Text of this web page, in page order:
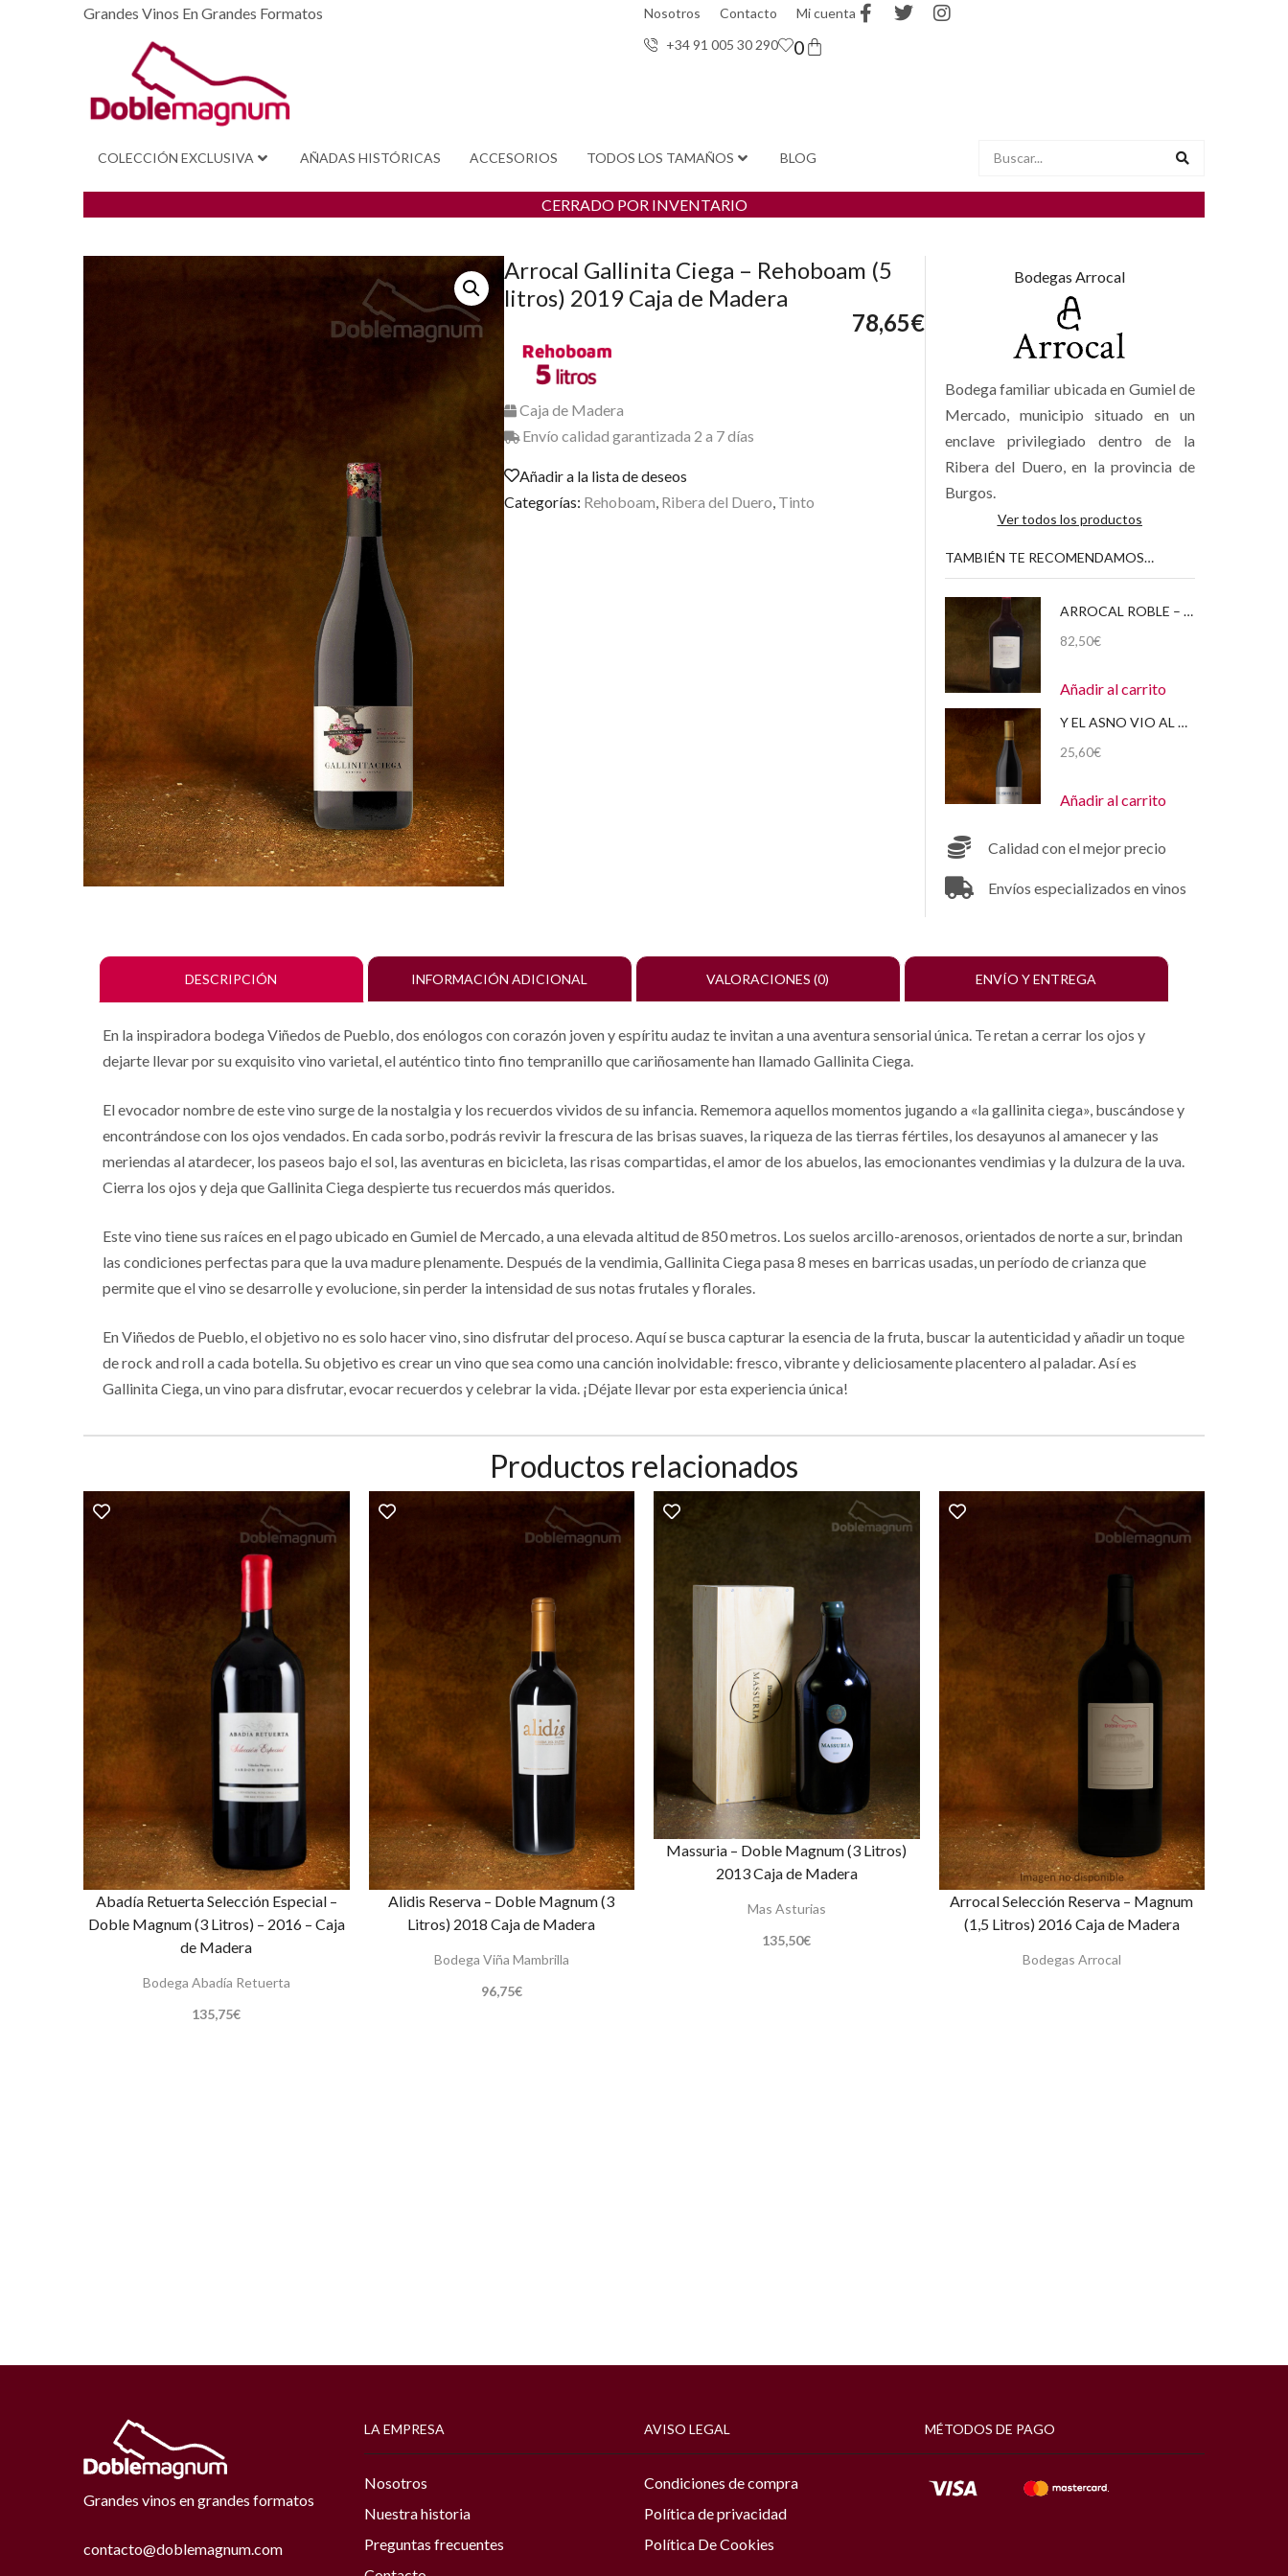
Grandes Vinos En Grandes Formatos Nosotros Contacto
Mi cuenta
+34 91 005 30 290 0
COLECCIÓN EXCLUSIVA AÑADAS HISTÓRICAS ACCESORIOS TODOS LOS TAMAÑOS BLOG
CERRADO POR INVENTARIO
Arrocal Gallinita Ciega – Rehoboam (5
litros) 2019 Caja de Madera
78,65€
Caja de Madera
Envío calidad garantizada 2 a 7 días
Añadir a la lista de deseos
Categorías: Rehoboam Ribera del Duero Tinto
Bodegas Arrocal
Bodega familiar ubicada en Gumiel de
Mercado, municipio situado en un
enclave privilegiado dentro de la
Ribera del Duero, en la provincia de
Burgos.
Ver todos los productos
TAMBIÉN TE RECOMENDAMOS…
ARROCAL ROBLE – DOBLE MAGNUM (3 LITROS) 2020
82,50€
Añadir al carrito
Y EL ASNO VIO AL ÁNGEL – MAGNUM (1,5 LITROS) 2020
25,60€
Añadir al carrito
Calidad con el mejor precio
Envíos especializados en vinos
DESCRIPCIÓN INFORMACIÓN ADICIONAL VALORACIONES (0) ENVÍO Y ENTREGA
En la inspiradora bodega Viñedos de Pueblo, dos enólogos con corazón joven y espíritu audaz te invitan a una aventura sensorial única. Te retan a cerrar los ojos y
dejarte llevar por su exquisito vino varietal, el auténtico tinto fino tempranillo que cariñosamente han llamado Gallinita Ciega.
El evocador nombre de este vino surge de la nostalgia y los recuerdos vividos de su infancia. Rememora aquellos momentos jugando a «la gallinita ciega», buscándose y
encontrándose con los ojos vendados. En cada sorbo, podrás revivir la frescura de las brisas suaves, la riqueza de las tierras fértiles, los desayunos al amanecer y las
meriendas al atardecer, los paseos bajo el sol, las aventuras en bicicleta, las risas compartidas, el amor de los abuelos, las emocionantes vendimias y la dulzura de la uva.
Cierra los ojos y deja que Gallinita Ciega despierte tus recuerdos más queridos.
Este vino tiene sus raíces en el pago ubicado en Gumiel de Mercado, a una elevada altitud de 850 metros. Los suelos arcillo-arenosos, orientados de norte a sur, brindan
las condiciones perfectas para que la uva madure plenamente. Después de la vendimia, Gallinita Ciega pasa 8 meses en barricas usadas, un período de crianza que
permite que el vino se desarrolle y evolucione, sin perder la intensidad de sus notas frutales y florales.
En Viñedos de Pueblo, el objetivo no es solo hacer vino, sino disfrutar del proceso. Aquí se busca capturar la esencia de la fruta, buscar la autenticidad y añadir un toque
de rock and roll a cada botella. Su objetivo es crear un vino que sea como una canción inolvidable: fresco, vibrante y deliciosamente placentero al paladar. Así es
Gallinita Ciega, un vino para disfrutar, evocar recuerdos y celebrar la vida. ¡Déjate llevar por esta experiencia única!
Productos relacionados
Abadía Retuerta Selección Especial –
Doble Magnum (3 Litros) – 2016 – Caja
de Madera
Bodega Abadía Retuerta
135,75€
Alidis Reserva – Doble Magnum (3
Litros) 2018 Caja de Madera
Bodega Viña Mambrilla
96,75€
Massuria – Doble Magnum (3 Litros)
2013 Caja de Madera
Mas Asturias
135,50€
Arrocal Selección Reserva – Magnum
(1,5 Litros) 2016 Caja de Madera
Bodegas Arrocal
Grandes vinos en grandes formatos
contacto@doblemagnum.com
LA EMPRESA
Nosotros
Nuestra historia
Preguntas frecuentes
AVISO LEGAL
Condiciones de compra
Política de privacidad
Política De Cookies
MÉTODOS DE PAGO